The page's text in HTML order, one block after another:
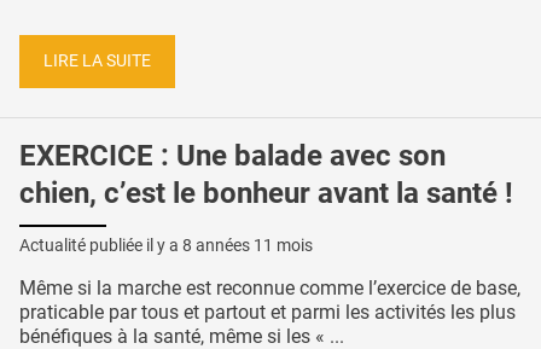
LIRE LA SUITE
EXERCICE : Une balade avec son
chien, c’est le bonheur avant la santé !
Actualité publiée il y a 8 années 11 mois
Même si la marche est reconnue comme l’exercice de base,
praticable par tous et partout et parmi les activités les plus
bénéfiques à la santé, même si les « ...